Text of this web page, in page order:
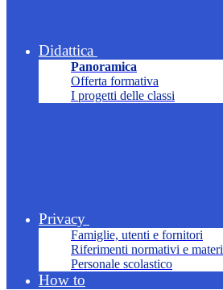
Didattica
Panoramica
Offerta formativa
I progetti delle classi
Privacy
Famiglie, utenti e fornitori
Riferimenti normativi e
Personale scolastico
How to